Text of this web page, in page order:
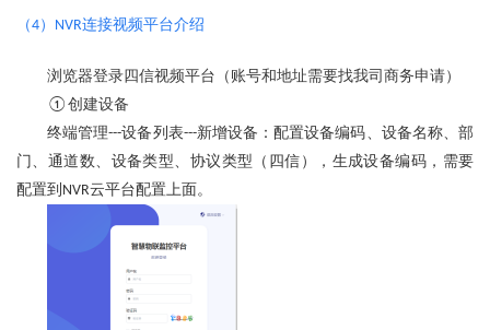
（4） NVR连接视频平台介绍
浏览器登录四信视频平台（账号和地址需要找我司商务申请）
① 创建设备
终端管理---设备列表---新增设备：配置设备编码、设备名称、部
门、通道数、设备类型、协议类型（四信），生成设备编码，需要
配置到 NVR云平台配置上面。